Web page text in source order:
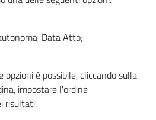
Data Atto;
è possibile, cliccando sulla
impostare l'ordine
risultati.